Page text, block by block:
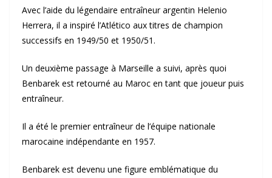
Avec l’aide du légendaire entraîneur argentin Helenio
Herrera, il a inspiré l’Atlético aux titres de champion
successifs en 1949/50 et 1950/51.
Un deuxième passage à Marseille a suivi, après quoi
Benbarek est retourné au Maroc en tant que joueur puis
entraîneur.
Il a été le premier entraîneur de l’équipe nationale
marocaine indépendante en 1957.
Benbarek est devenu une figure emblématique du